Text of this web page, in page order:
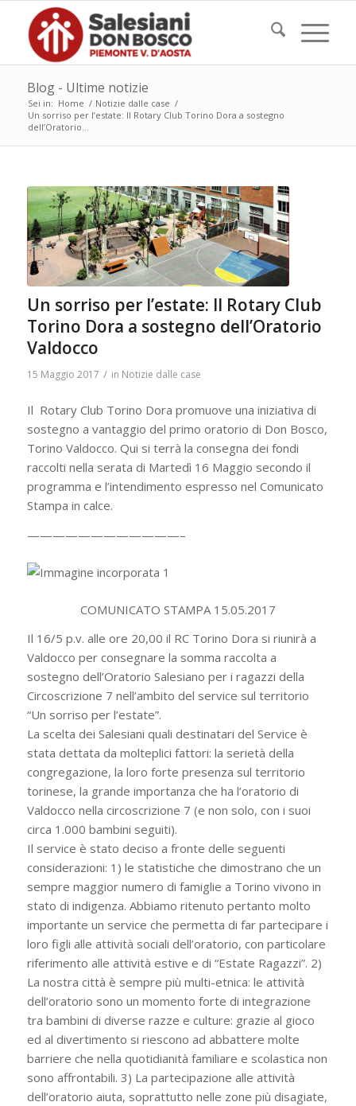
Blog - Ultime notizie
Sei in: Home / Notizie dalle case /
Un sorriso per l’estate: Il Rotary Club Torino Dora a sostegno
dell’Oratorio...
Un sorriso per l’estate: Il Rotary Club
Torino Dora a sostegno dell’Oratorio
Valdocco
15 Maggio 2017 / in Notizie dalle case
Il Rotary Club Torino Dora promuove una iniziativa di
sostegno a vantaggio del primo oratorio di Don Bosco,
Torino Valdocco. Qui si terrà la consegna dei fondi
raccolti nella serata di Martedì 16 Maggio secondo il
programma e l’intendimento espresso nel Comunicato
Stampa in calce.
————————————–
COMUNICATO STAMPA 15.05.2017
Il 16/5 p.v. alle ore 20,00 il RC Torino Dora si riunirà a
Valdocco per consegnare la somma raccolta a
sostegno dell’Oratorio Salesiano per i ragazzi della
Circoscrizione 7 nell’ambito del service sul territorio
“Un sorriso per l’estate”.
La scelta dei Salesiani quali destinatari del Service è
stata dettata da molteplici fattori: la serietà della
congregazione, la loro forte presenza sul territorio
torinese, la grande importanza che ha l’oratorio di
Valdocco nella circoscrizione 7 (e non solo, con i suoi
circa 1.000 bambini seguiti).
Il service è stato deciso a fronte delle seguenti
considerazioni: 1) le statistiche che dimostrano che un
sempre maggior numero di famiglie a Torino vivono in
stato di indigenza. Abbiamo ritenuto pertanto molto
importante un service che permetta di far partecipare i
loro figli alle attività sociali dell’oratorio, con particolare
riferimento alle attività estive e di “Estate Ragazzi”. 2)
La nostra città è sempre più multi-etnica: le attività
dell’oratorio sono un momento forte di integrazione
tra bambini di diverse razze e culture: grazie al gioco
ed al divertimento si riescono ad abbattere molte
barriere che nella quotidianità familiare e scolastica non
sono affrontabili. 3) La partecipazione alle attività
dell’oratorio aiuta, soprattutto nelle zone più disagiate,